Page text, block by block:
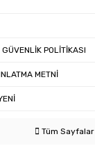
POLİTİKASI
METNİ
Tüm Sayfalar